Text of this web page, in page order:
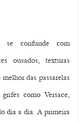
se confunde com
ousados, texturas
das passarelas
como Versace,
dia a dia. A primeira